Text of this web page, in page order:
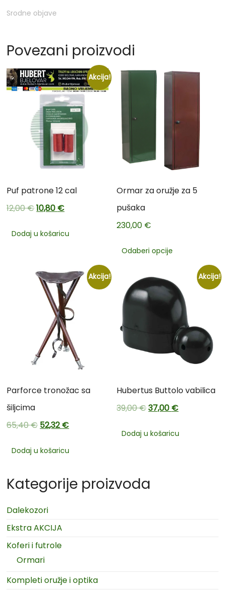
Srodne objave
Povezani proizvodi
Akcija!
Puf patrone 12 cal
12,00€10,80 €
Dodaj u košaricu
Ormar za oružje za 5
pušaka
230,00 €
Odaberi opcije
Akcija!
Parforce tronožac sa
šiljcima
65,40€52,32€
Dodaj u košaricu
Akcija!
Hubertus Buttolo vabilica
39,00€37,00 €
Dodaj u košaricu
Kategorije proizvoda
Dalekozori
Ekstra AKCIJA
Koferi i futrole
Ormari
Kompleti oružje i optika